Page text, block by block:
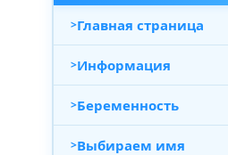
Главная страница
Информация
Беременность
Выбираем имя